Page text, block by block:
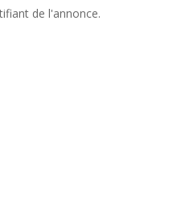
de l'annonce.